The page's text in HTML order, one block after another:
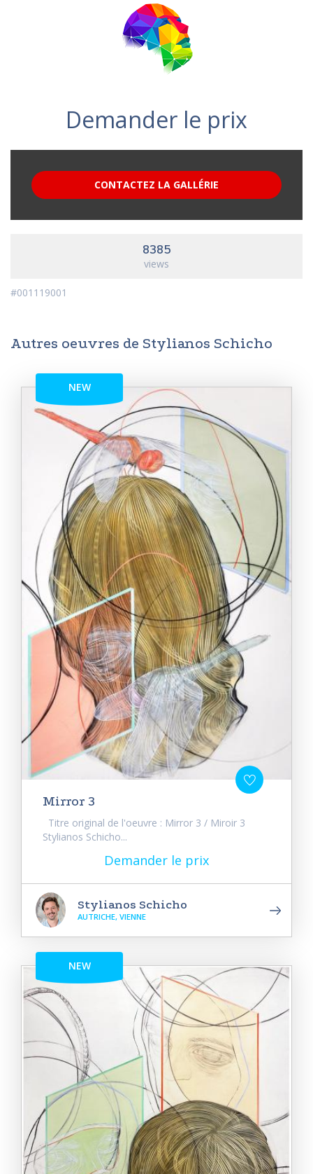
Demander le prix
CONTACTEZ LA GALLÉRIE
8385
views
#001119001
Autres oeuvres de Stylianos Schicho
NEW
Mirror 3
Titre original de l'oeuvre : Mirror 3 / Miroir 3
Stylianos Schicho...
Demander le prix
Stylianos Schicho
AUTRICHE, VIENNE
NEW